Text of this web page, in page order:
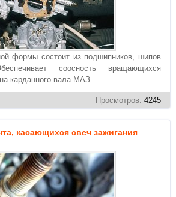
формы состоит из подшипников, шипов
соосность вращающихся
карданного вала МАЗ...
Просмотров: 4245
касающихся свеч зажигания